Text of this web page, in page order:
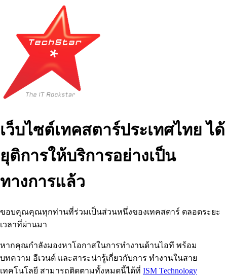
เว็บไซต์เทคสตาร์ประเทศไทย ได้
ยุติการให้บริการอย่างเป็น
ทางการแล้ว
ขอบคุณคุณทุกท่านที่ร่วมเป็นส่วนหนึ่งของเทคสตาร์ ตลอดระยะ
เวลาที่ผ่านมา
หากคุณกำลังมองหาโอกาสในการทำงานด้านไอที พร้อม
บทความ อีเวนต์ และสาระน่ารู้เกี่ยวกับการ ทำงานในสาย
เทคโนโลยี สามารถติดตามทั้งหมดนี้ได้ที่ ISM Technology